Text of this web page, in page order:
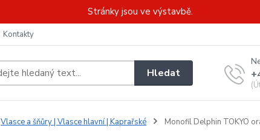
Stránky jsou ve výstavbě.
Kontakty
Hledat
Vlasce a šňůry | Vlasce hlavní | Kaprařské Monofil Delphin TOKYO